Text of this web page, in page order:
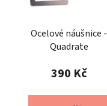
Ocelové náušnice -
Quadrate
390 Kč